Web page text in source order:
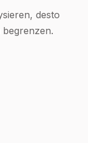
desto